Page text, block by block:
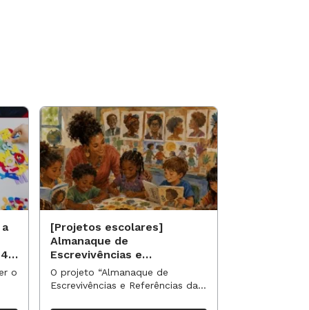
o
[Projetos escolares]
Almanaque de
Escrevivências e
Referências da Nossa
Turma
O projeto “Almanaque de
Escrevivências e Referências da